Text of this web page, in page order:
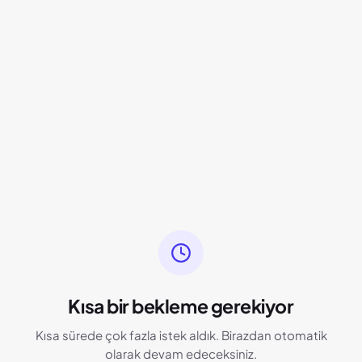
Kısa bir bekleme gerekiyor
Kısa sürede çok fazla istek aldık. Birazdan otomatik
olarak devam edeceksiniz.